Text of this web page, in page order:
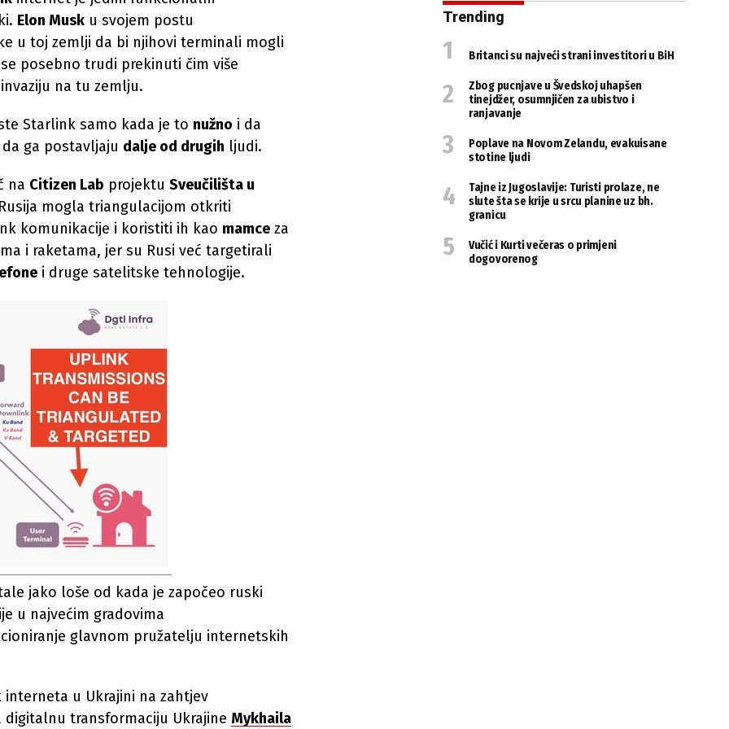
Elon Musk u svojem postu
u toj zemlji da bi njihovi terminali mogli
posebno trudi prekinuti čim više
na tu zemlju.
Starlink samo kada je to nužno i da
ga postavljaju dalje od drugih ljudi.
na Citizen Lab projektu Sveučilišta u
mogla triangulacijom otkriti
komunikacije i koristiti ih kao mamce za
i raketama, jer su Rusi već targetirali
i druge satelitske tehnologije.
jako loše od kada je započeo ruski
u najvećim gradovima
glavnom pružatelju internetskih
u Ukrajini na zahtjev
transformaciju Ukrajine Mykhaila
Trending
Britanci su najveći strani investitori u BiH
Zbog pucnjave u Švedskoj uhapšen
tinejdžer, osumnjičen za ubistvo i
ranjavanje
Poplave na Novom Zelandu, evakuisane
stotine ljudi
Tajne iz Jugoslavije: Turisti prolaze, ne
slute šta se krije u srcu planine uz bh.
granicu
Vučić i Kurti večeras o primjeni
dogovorenog